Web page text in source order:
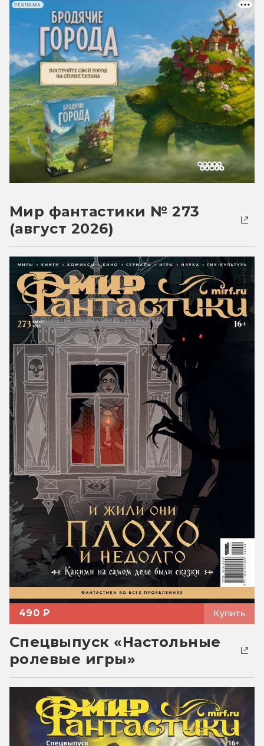
РЕКЛАМА
Мир фантастики № 273
(август 2026)
490 ₽ Купить
Спецвыпуск «Настольные
ролевые игры»